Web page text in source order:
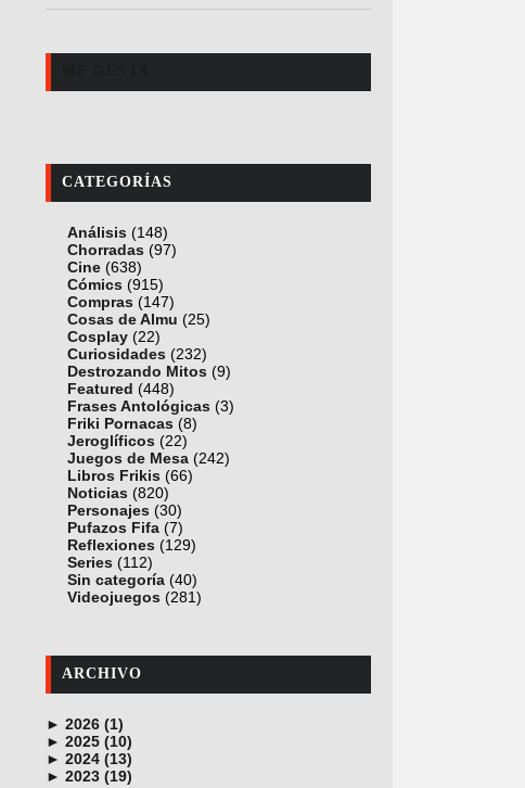
CATEGORÍAS
Análisis (148)
Chorradas (97)
Cine (638)
Cómics (915)
Compras (147)
Cosas de Almu (25)
Cosplay (22)
Curiosidades (232)
Destrozando Mitos (9)
Featured (448)
Frases Antológicas (3)
Friki Pornacas (8)
Jeroglíficos (22)
Juegos de Mesa (242)
Libros Frikis (66)
Noticias (820)
Personajes (30)
Pufazos Fifa (7)
Reflexiones (129)
Series (112)
Sin categoría (40)
Videojuegos (281)
ARCHIVO
► 2026 (1)
junio (1)
► 2025 (10)
noviembre (1)
octubre (1)
► 2024 (13)
diciembre (4)
► 2023 (19)